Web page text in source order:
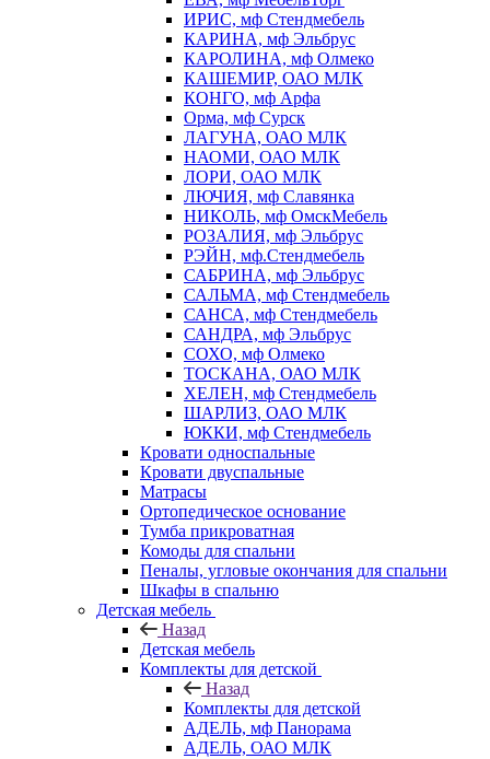
ИРИС, мф Стендмебель
КАРИНА, мф Эльбрус
КАРОЛИНА, мф Олмеко
КАШЕМИР, ОАО МЛК
КОНГО, мф Арфа
Орма, мф Сурск
ЛАГУНА, ОАО МЛК
НАОМИ, ОАО МЛК
ЛОРИ, ОАО МЛК
ЛЮЧИЯ, мф Славянка
НИКОЛЬ, мф ОмскМебель
РОЗАЛИЯ, мф Эльбрус
РЭЙН, мф.Стендмебель
САБРИНА, мф Эльбрус
САЛЬМА, мф Стендмебель
САНСА, мф Стендмебель
САНДРА, мф Эльбрус
СОХО, мф Олмеко
ТОСКАНА, ОАО МЛК
ХЕЛЕН, мф Стендмебель
ШАРЛИЗ, ОАО МЛК
ЮККИ, мф Стендмебель
Кровати односпальные
Кровати двуспальные
Матрасы
Ортопедическое основание
Тумба прикроватная
Комоды для спальни
Пеналы, угловые окончания для спальни
Шкафы в спальню
Детская мебель
Назад
Детская мебель
Комплекты для детской
Назад
Комплекты для детской
АДЕЛЬ, мф Панорама
АДЕЛЬ, ОАО МЛК